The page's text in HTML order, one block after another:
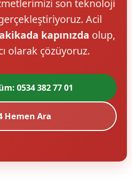
son teknoloji
Acil
kapınızda olup,
olarak çözüyoruz.
0534 382 77 01
Hemen Ara